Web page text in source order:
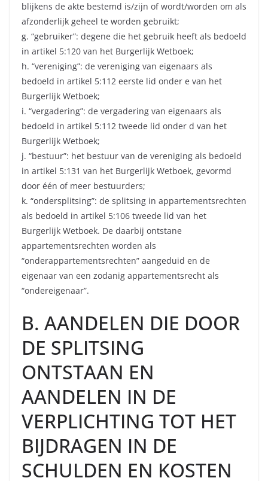
blijkens de akte bestemd is/zijn of wordt/worden om als
afzonderlijk geheel te worden gebruikt;
g. “gebruiker”: degene die het gebruik heeft als bedoeld
in artikel 5:120 van het Burgerlijk Wetboek;
h. “vereniging”: de vereniging van eigenaars als
bedoeld in artikel 5:112 eerste lid onder e van het
Burgerlijk Wetboek;
i. “vergadering”: de vergadering van eigenaars als
bedoeld in artikel 5:112 tweede lid onder d van het
Burgerlijk Wetboek;
j. “bestuur”: het bestuur van de vereniging als bedoeld
in artikel 5:131 van het Burgerlijk Wetboek, gevormd
door één of meer bestuurders;
k. “ondersplitsing”: de splitsing in appartementsrechten
als bedoeld in artikel 5:106 tweede lid van het
Burgerlijk Wetboek. De daarbij ontstane
appartementsrechten worden als
“onderappartementsrechten” aangeduid en de
eigenaar van een zodanig appartementsrecht als
“ondereigenaar”.
B. AANDELEN DIE DOOR
DE SPLITSING
ONTSTAAN EN
AANDELEN IN DE
VERPLICHTING TOT HET
BIJDRAGEN IN DE
SCHULDEN EN KOSTEN